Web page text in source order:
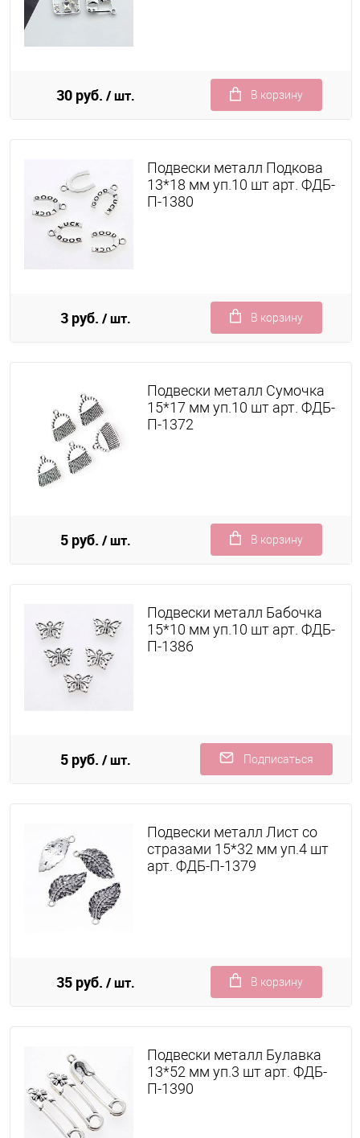
30 руб. / шт. В корзину
Подвески металл Подкова
13*18 мм уп.10 шт арт. ФДБ-
П-1380
3 руб. / шт. В корзину
Подвески металл Сумочка
15*17 мм уп.10 шт арт. ФДБ-
П-1372
5 руб. / шт. В корзину
Подвески металл Бабочка
15*10 мм уп.10 шт арт. ФДБ-
П-1386
5 руб. / шт. Подписаться
Подвески металл Лист со
стразами 15*32 мм уп.4 шт
арт. ФДБ-П-1379
35 руб. / шт. В корзину
Подвески металл Булавка
13*52 мм уп.3 шт арт. ФДБ-
П-1390